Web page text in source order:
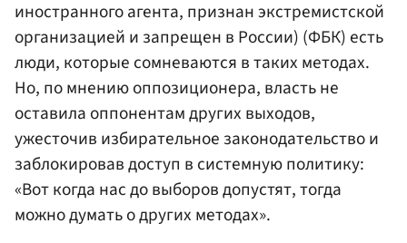
иностранного агента, признан экстремистской
организацией и запрещен в России) (ФБК) есть
люди, которые сомневаются в таких методах.
Но, по мнению оппозиционера, власть не
оставила оппонентам других выходов,
ужесточив избирательное законодательство и
заблокировав доступ в системную политику:
«Вот когда нас до выборов допустят, тогда
можно думать о других методах».